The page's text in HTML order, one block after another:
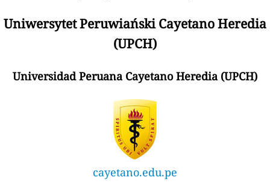
Uniwersytet Peruwiański Cayetano Heredia
(UPCH)
Universidad Peruana Cayetano Heredia (UPCH)
cayetano.edu.pe